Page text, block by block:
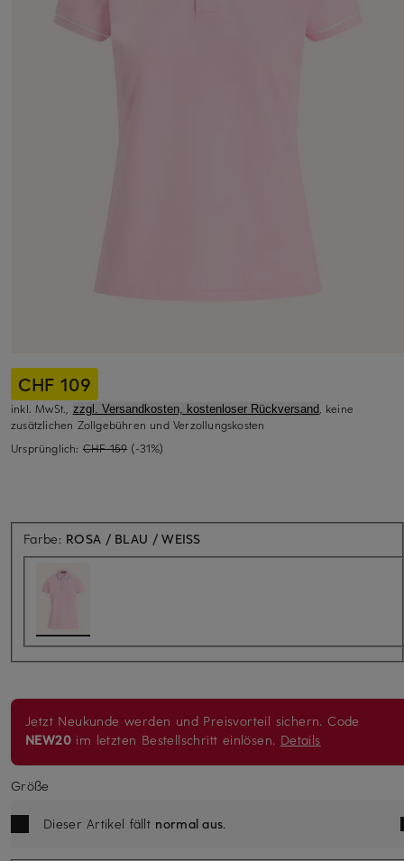
CHF 109
inkl. MwSt., zzgl. Versandkosten, kostenloser Rückversand, keine
zusätzlichen Zollgebühren und Verzollungskosten
Ursprünglich: CHF 159 (-31%)
Farbe: ROSA / BLAU / WEISS
Jetzt Neukunde werden und Preisvorteil sichern. Code
NEW20 im letzten Bestellschritt einlösen. Details
Größe
Dieser Artikel fällt normal aus.